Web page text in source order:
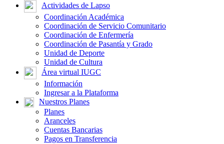
Actividades de Lapso
Coordinación Académica
Coordinación de Servicio Comunitario
Coordinación de Enfermería
Coordinación de Pasantía y Grado
Unidad de Deporte
Unidad de Cultura
Área virtual IUGC
Información
Ingresar a la Plataforma
Nuestros Planes
Planes
Aranceles
Cuentas Bancarias
Pagos en Transferencia